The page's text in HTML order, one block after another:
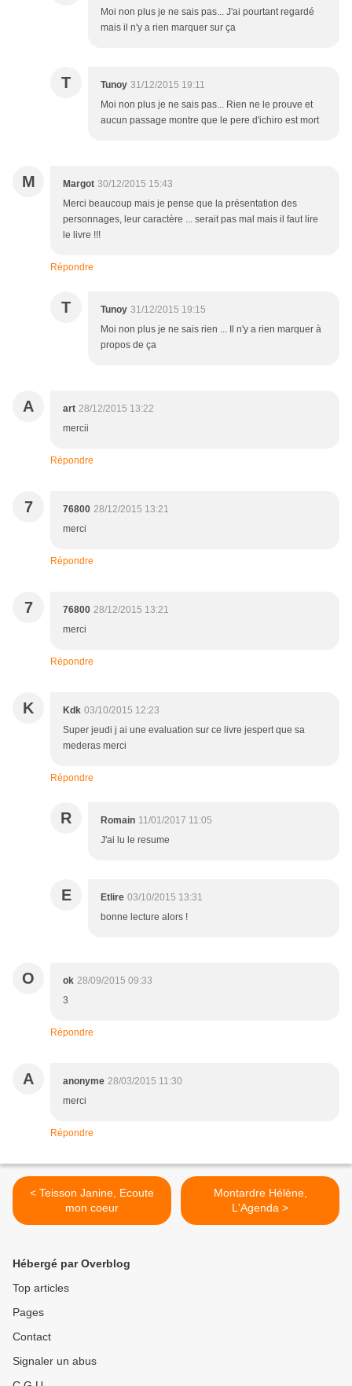
Moi non plus je ne sais pas... J'ai pourtant regardé
mais il n'y a rien marquer sur ça
T Tunoy 31/12/2015 19:11
Moi non plus je ne sais pas... Rien ne le prouve et
aucun passage montre que le pere d'ichiro est mort
M Margot 30/12/2015 15:43
Merci beaucoup mais je pense que la présentation des
personnages, leur caractère ... serait pas mal mais il faut lire
le livre !!!
Répondre
T Tunoy 31/12/2015 19:15
Moi non plus je ne sais rien ... Il n'y a rien marquer à
propos de ça
A art 28/12/2015 13:22
mercii
Répondre
7 76800 28/12/2015 13:21
merci
Répondre
7 76800 28/12/2015 13:21
merci
Répondre
K Kdk 03/10/2015 12:23
Super jeudi j ai une evaluation sur ce livre jespert que sa
mederas merci
Répondre
R Romain 11/01/2017 11:05
J'ai lu le resume
E Etlire 03/10/2015 13:31
bonne lecture alors !
O ok 28/09/2015 09:33
3
Répondre
A anonyme 28/03/2015 11:30
merci
Répondre
< Teisson Janine, Ecoute
mon coeur
Montardre Hélène,
L'Agenda >
Hébergé par Overblog
Top articles
Pages
Contact
Signaler un abus